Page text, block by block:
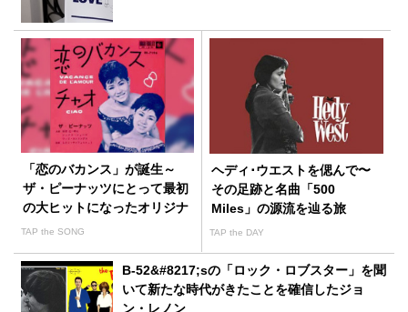
「恋のバカンス」が誕生～
ザ・ピーナッツにとって最初
の大ヒットになったオリジナ
ル曲
TAP the SONG
ヘディ･ウエストを偲んで〜
その足跡と名曲「500
Miles」の源流を辿る旅
TAP the DAY
B-52&#8217;sの「ロック・ロブスター」を聞
いて新たな時代がきたことを確信したジョ
ン・レノン